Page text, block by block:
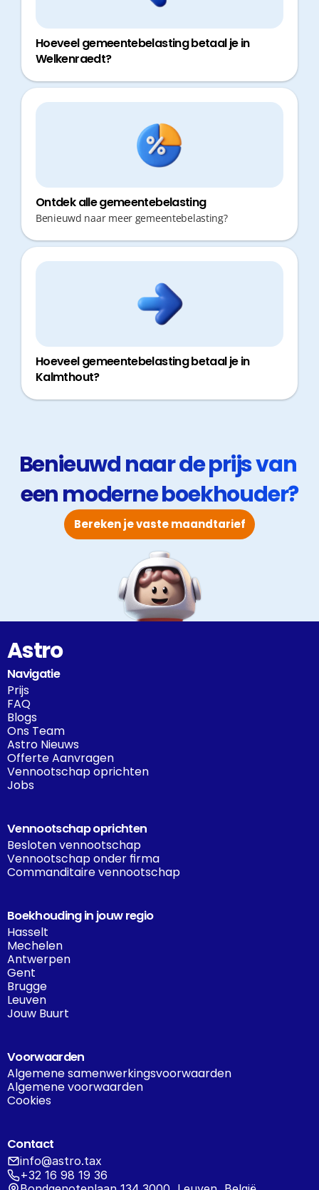
Hoeveel gemeentebelasting betaal je in
Welkenraedt?
Ontdek alle gemeentebelasting
Benieuwd naar meer gemeentebelasting?
Hoeveel gemeentebelasting betaal je in
Kalmthout?
Benieuwd naar de prijs van
een moderne boekhouder?
Bereken je vaste maandtarief
Astro
Navigatie
Prijs
FAQ
Blogs
Ons Team
Astro Nieuws
Offerte Aanvragen
Vennootschap oprichten
Jobs
Vennootschap oprichten
Besloten vennootschap
Vennootschap onder firma
Commanditaire vennootschap
Boekhouding in jouw regio
Hasselt
Mechelen
Antwerpen
Gent
Brugge
Leuven
Jouw Buurt
Voorwaarden
Algemene samenwerkingsvoorwaarden
Algemene voorwaarden
Cookies
Contact
info@astro.tax
+32 16 98 19 36